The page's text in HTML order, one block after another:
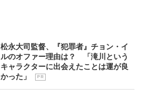
松永大司監督、『犯罪者』チョン・イ
ルのオファー理由は？ 「滝川という
キャラクターに出会えたことは運が良
かった」
P R